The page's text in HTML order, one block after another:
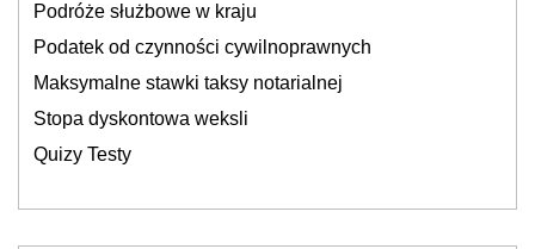
Podróże służbowe w kraju
Podatek od czynności cywilnoprawnych
Maksymalne stawki taksy notarialnej
Stopa dyskontowa weksli
Quizy Testy